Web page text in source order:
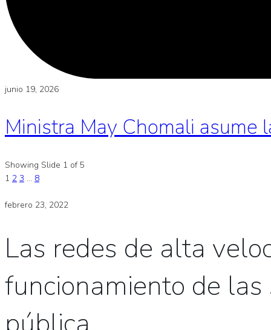
junio 19, 2026
Ministra May Chomali asume
Showing Slide 1 of 5
1 2 3 … 8
febrero 23, 2022
Las redes de alta
funcionamiento de